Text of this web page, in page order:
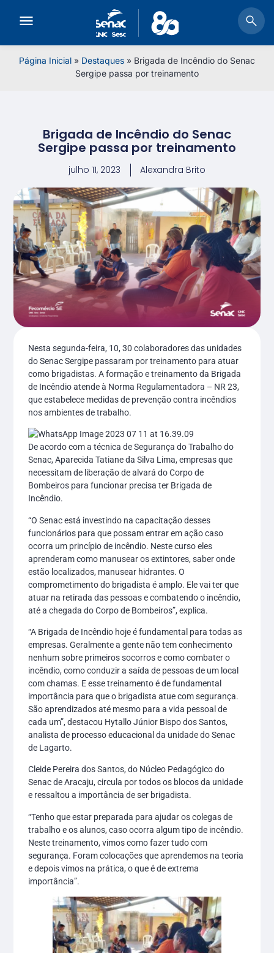
Página Inicial » Destaques » Brigada de Incêndio do Senac
Sergipe passa por treinamento
Brigada de Incêndio do Senac
Sergipe passa por treinamento
julho 11, 2023 Alexandra Brito
Nesta segunda-feira, 10, 30 colaboradores das unidades
do Senac Sergipe passaram por treinamento para atuar
como brigadistas. A formação e treinamento da Brigada
de Incêndio atende à Norma Regulamentadora – NR 23,
que estabelece medidas de prevenção contra incêndios
nos ambientes de trabalho.
De acordo com a técnica de Segurança do Trabalho do
Senac, Aparecida Tatiane da Silva Lima, empresas que
necessitam de liberação de alvará do Corpo de
Bombeiros para funcionar precisa ter Brigada de
Incêndio.
“O Senac está investindo na capacitação desses
funcionários para que possam entrar em ação caso
ocorra um princípio de incêndio. Neste curso eles
aprenderam como manusear os extintores, saber onde
estão localizados, manusear hidrantes. O
comprometimento do brigadista é amplo. Ele vai ter que
atuar na retirada das pessoas e combatendo o incêndio,
até a chegada do Corpo de Bombeiros”, explica.
“A Brigada de Incêndio hoje é fundamental para todas as
empresas. Geralmente a gente não tem conhecimento
nenhum sobre primeiros socorros e como combater o
incêndio, como conduzir a saída de pessoas de um local
com chamas. E esse treinamento é de fundamental
importância para que o brigadista atue com segurança.
São aprendizados até mesmo para a vida pessoal de
cada um”, destacou Hytallo Júnior Bispo dos Santos,
analista de processo educacional da unidade do Senac
de Lagarto.
Cleide Pereira dos Santos, do Núcleo Pedagógico do
Senac de Aracaju, circula por todos os blocos da unidade
e ressaltou a importância de ser brigadista.
“Tenho que estar preparada para ajudar os colegas de
trabalho e os alunos, caso ocorra algum tipo de incêndio.
Neste treinamento, vimos como fazer tudo com
segurança. Foram colocações que aprendemos na teoria
e depois vimos na prática, o que é de extrema
importância”.